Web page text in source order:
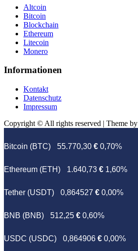
Altcoin
Bitcoin
Blockchain
Ethereum
Litecoin
Monero
Informationen
Kontakt
Datenschutz
Impressum
Copyright © All rights reserved | Theme by
Bitcoin (BTC) 55.770,30 € 0,70%
Ethereum (ETH) 1.640,73 € 1,60%
Tether (USDT) 0,864527 € 0,00%
BNB (BNB) 512,25 € 0,60%
USDC (USDC) 0,864906 € 0,00%